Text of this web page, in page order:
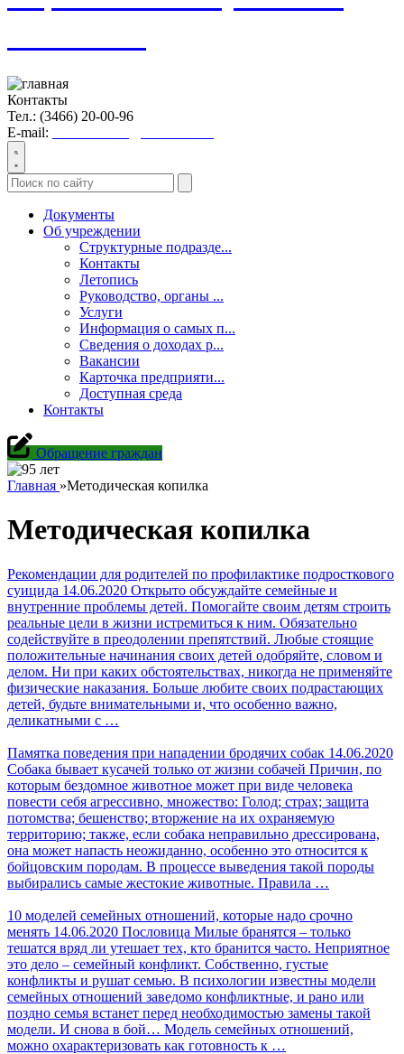
Контакты
Тел.: (3466) 20-00-96
E-mail:
Документы
Об учреждении
Структурные подразде...
Контакты
Летопись
Руководство, органы ...
Услуги
Информация о самых п...
Сведения о доходах р...
Вакансии
Карточка предприяти...
Доступная среда
Контакты
Обращение граждан
Главная »Методическая копилка
Методическая копилка
Рекомендации для родителей по профилактике подросткового
суицида 14.06.2020 Открыто обсуждайте семейные и
внутренние проблемы детей. Помогайте своим детям строить
реальные цели в жизни истремиться к ним. Обязательно
содействуйте в преодолении препятствий. Любые стоящие
положительные начинания своих детей одобряйте, словом и
делом. Ни при каких обстоятельствах, никогда не применяйте
физические наказания. Больше любите своих подрастающих
детей, будьте внимательными и, что особенно важно,
деликатными с …
Памятка поведения при нападении бродячих собак 14.06.2020
Собака бывает кусачей только от жизни собачей Причин, по
которым бездомное животное может при виде человека
повести себя агрессивно, множество: Голод; страх; защита
потомства; бешенство; вторжение на их охраняемую
территорию; также, если собака неправильно дрессирована,
она может напасть неожиданно, особенно это относится к
бойцовским породам. В процессе выведения такой породы
выбирались самые жестокие животные. Правила …
10 моделей семейных отношений, которые надо срочно
менять 14.06.2020 Пословица Милые бранятся – только
тешатся вряд ли утешает тех, кто бранится часто. Неприятное
это дело – семейный конфликт. Собственно, густые
конфликты и рушат семью. В психологии известны модели
семейных отношений заведомо конфликтные, и рано или
поздно семья встанет перед необходимостью замены такой
модели. И снова в бой… Модель семейных отношений,
можно охарактеризовать как готовность к …